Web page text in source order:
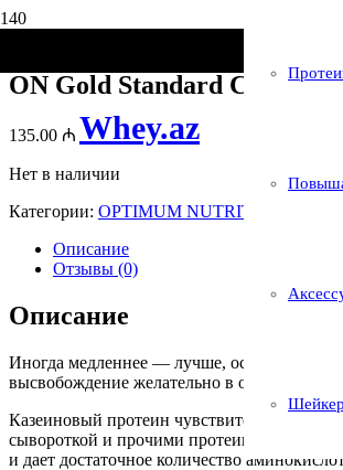
Whey.az
ON Gold Standard Casein
135.00 ₼
Нет в наличии
Категории: OPTIMUM NUTRITION
Описание
Отзывы (0)
Описание
Иногда медленнее — лучше, особенно,
высвобождение желательно в остальное
Казеиновый протеин чувствителен к
сывороткой и прочими протеинами.
и дает достаточное количество